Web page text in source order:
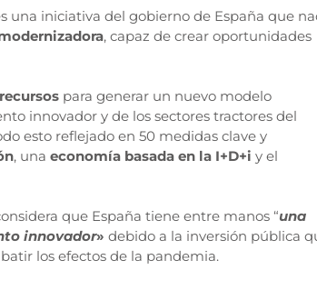
una iniciativa del gobierno de España que
, capaz de crear oportunidades
para generar un nuevo modelo
innovador y de los sectores tractores del
esto reflejado en 50 medidas clave y
, una economía basada en la I+D+i y el
que España tiene entre manos “una
innovador» debido a la inversión pública
los efectos de la pandemia.